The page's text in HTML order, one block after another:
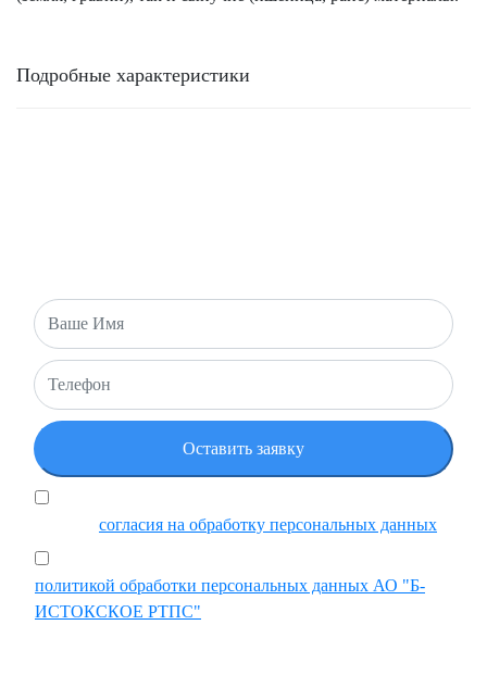
Подробные характеристики
согласия на обработку персональных данных
политикой обработки персональных данных АО "Б-
ИСТОКСКОЕ РТПС"